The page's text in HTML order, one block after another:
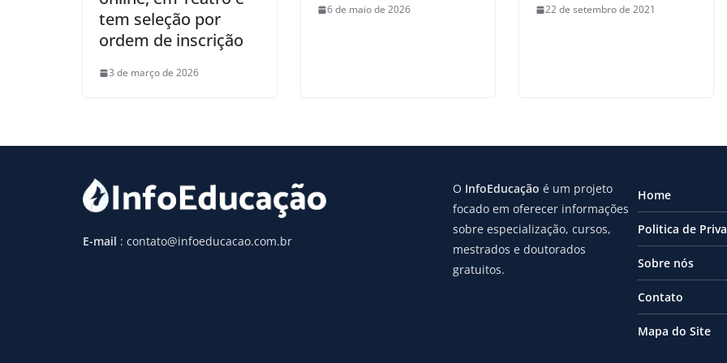
tem seleção por
ordem de inscrição
3 de março de 2026
6 de maio de 2026 22 de setembro de 2021
E-mail : contato@infoeducacao.com.br
O InfoEducação é um projeto
focado em oferecer informações
sobre especialização, cursos,
mestrados e doutorados
gratuitos.
Home
Politica de
Sobre nós
Contato
Mapa do Site